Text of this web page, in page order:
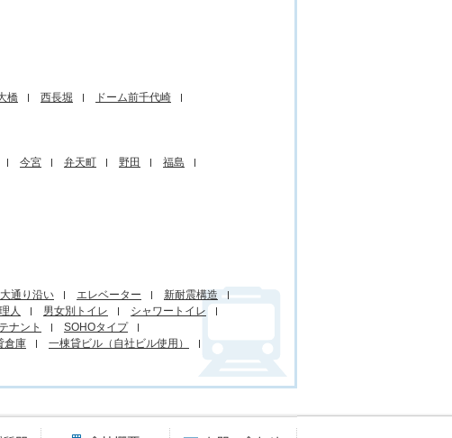
橋 西長堀
ドーム前千代崎
今宮 弁天町 野田 福島
大通り沿い エレベーター
新耐震構造
人 男女別トイレ
シャワートイレ
ナント
SOHOタイプ
倉庫
一棟貸ビル（自社ビル使用）
賃貸オフィスに関するご質問
会社概要